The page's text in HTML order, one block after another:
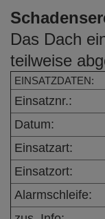
n
Das Dach
teilweise
EINSATZDATEN:
Einsatznr.:
Datum:
Einsatzart:
Einsatzort:
Alarmschleife: